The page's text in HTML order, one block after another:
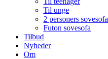
Til unge
2 personers sovesofa
Futon sovesofa
Tilbud
Nyheder
Om